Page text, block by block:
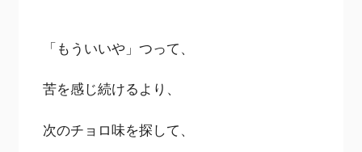
「もういいや」つって、
苦を感じ続けるより、
次のチョロ味を探して、